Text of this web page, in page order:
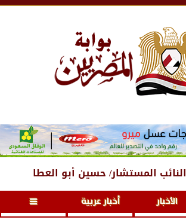
النائب المستشار/ حسين أبو العطا
الأخبار أخبار عربية